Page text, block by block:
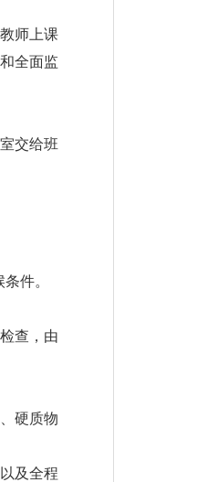
师上课
全面监
交给班
件。
查，由
硬质物
及全程